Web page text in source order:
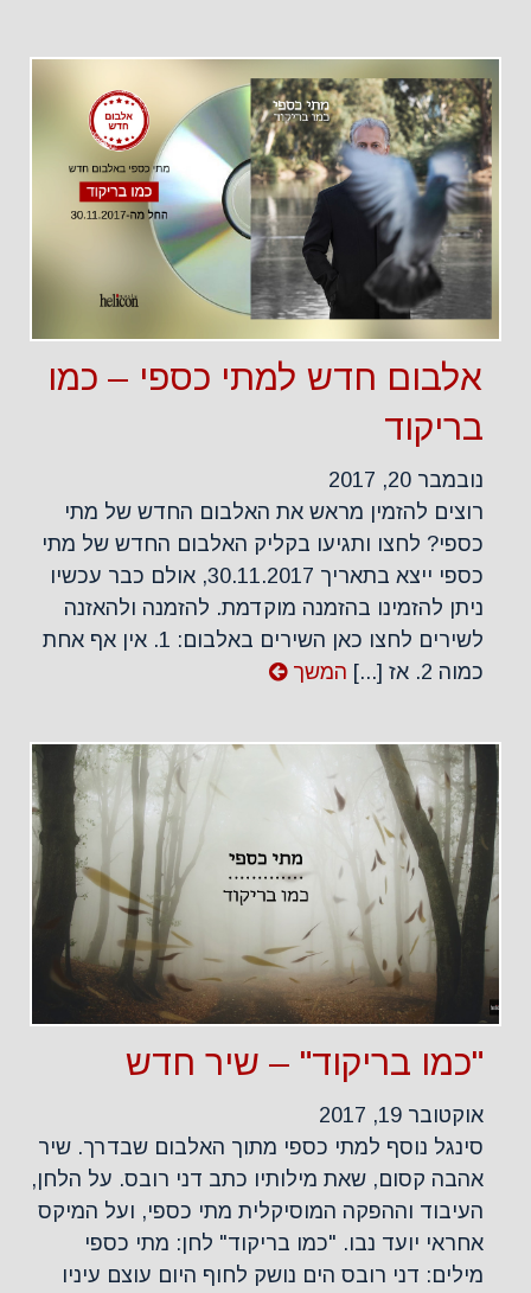
אלבום חדש למתי כספי – כמו
בריקוד
נובמבר 20, 2017
רוצים להזמין מראש את האלבום החדש של מתי
כספי? לחצו ותגיעו בקליק האלבום החדש של מתי
כספי ייצא בתאריך 30.11.2017, אולם כבר עכשיו
ניתן להזמינו בהזמנה מוקדמת. להזמנה ולהאזנה
לשירים לחצו כאן השירים באלבום: 1. אין אף אחת
כמוה 2. אז [...]
המשך
"כמו בריקוד" – שיר חדש
אוקטובר 19, 2017
סינגל נוסף למתי כספי מתוך האלבום שבדרך. שיר
אהבה קסום, שאת מילותיו כתב דני רובס. על הלחן,
העיבוד וההפקה המוסיקלית מתי כספי, ועל המיקס
אחראי יועד נבו. "כמו בריקוד" לחן: מתי כספי
מילים: דני רובס הים נושק לחוף היום עוצם עיניו